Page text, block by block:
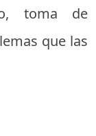
toma de
que las